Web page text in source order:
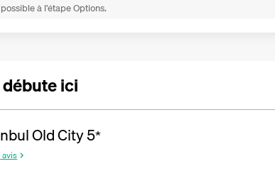
à l’étape Options.
ici
Old City5*
avis